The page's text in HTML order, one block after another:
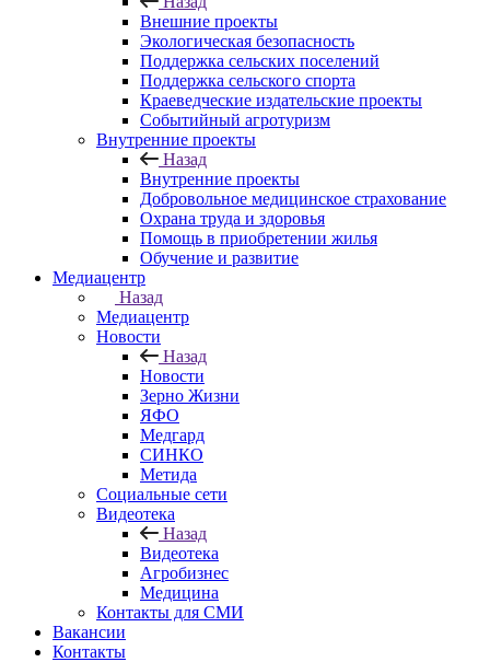
Внешние проекты
Экологическая безопасность
Поддержка сельских поселений
Поддержка сельского спорта
Краеведческие издательские проекты
Событийный агротуризм
Внутренние проекты
Назад
Внутренние проекты
Добровольное медицинское страхование
Охрана труда и здоровья
Помощь в приобретении жилья
Обучение и развитие
Медиацентр
Назад
Медиацентр
Новости
Назад
Новости
Зерно Жизни
ЯФО
Медгард
СИНКО
Метида
Социальные сети
Видеотека
Назад
Видеотека
Агробизнес
Медицина
Контакты для СМИ
Вакансии
Контакты